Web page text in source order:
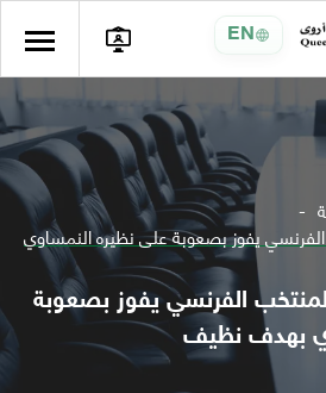
EN
المنتخب الفرنسي يفوز بصعوبة على نظيره النمساوي
أوروبا 2024: المنتخب الفرنسي يفوز بصعوبة
بهدف نظيف